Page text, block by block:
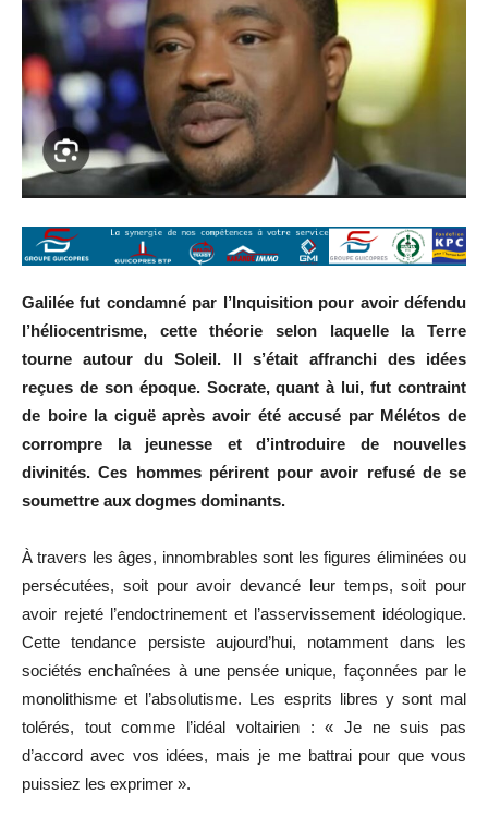
Galilée fut condamné par l’Inquisition pour avoir défendu
l’héliocentrisme, cette théorie selon laquelle la Terre
tourne autour du Soleil. Il s’était affranchi des idées
reçues de son époque. Socrate, quant à lui, fut contraint
de boire la ciguë après avoir été accusé par Mélétos de
corrompre la jeunesse et d’introduire de nouvelles
divinités. Ces hommes périrent pour avoir refusé de se
soumettre aux dogmes dominants.
À travers les âges, innombrables sont les figures éliminées ou
persécutées, soit pour avoir devancé leur temps, soit pour
avoir rejeté l’endoctrinement et l’asservissement idéologique.
Cette tendance persiste aujourd’hui, notamment dans les
sociétés enchaînées à une pensée unique, façonnées par le
monolithisme et l’absolutisme. Les esprits libres y sont mal
tolérés, tout comme l’idéal voltairien : « Je ne suis pas
d’accord avec vos idées, mais je me battrai pour que vous
puissiez les exprimer ».